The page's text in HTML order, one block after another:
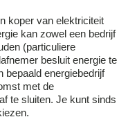
koper van elektriciteit
kan zowel een bedrijf
(particuliere
besluit energie te
bepaald energiebedrijf
met de
te sluiten. Je kunt sinds